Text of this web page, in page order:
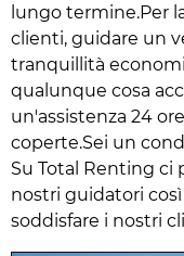
lungo termine.Per
clienti, guidare un
tranquillità
qualunque cosa
un'assistenza 24
coperte.Sei un
Su Total Renting ci
nostri guidatori
soddisfare i nostri